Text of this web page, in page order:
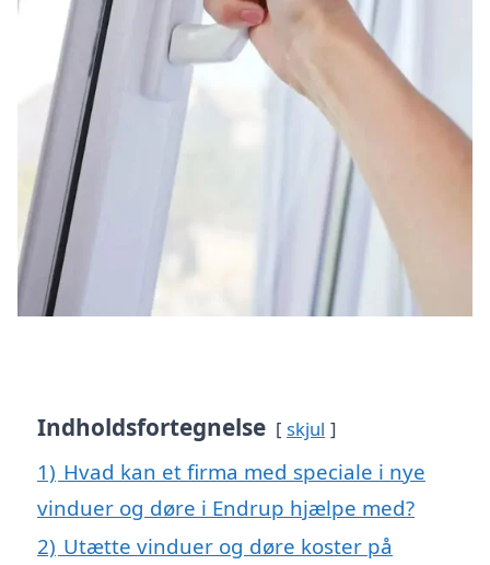
Indholdsfortegnelse skjul
1) Hvad kan et firma med speciale i nye
vinduer og døre i Endrup hjælpe med?
2) Utætte vinduer og døre koster på